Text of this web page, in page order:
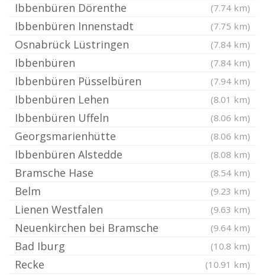
Ibbenbüren Dörenthe (7.74 km)
Ibbenbüren Innenstadt (7.75 km)
Osnabrück Lüstringen (7.84 km)
Ibbenbüren (7.84 km)
Ibbenbüren Püsselbüren (7.94 km)
Ibbenbüren Lehen (8.01 km)
Ibbenbüren Uffeln (8.06 km)
Georgsmarienhütte (8.06 km)
Ibbenbüren Alstedde (8.08 km)
Bramsche Hase (8.54 km)
Belm (9.23 km)
Lienen Westfalen (9.63 km)
Neuenkirchen bei Bramsche (9.64 km)
Bad Iburg (10.8 km)
Recke (10.91 km)